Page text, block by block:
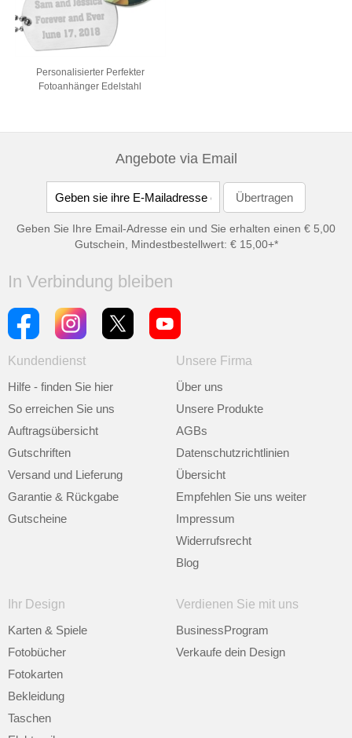
Personalisierter Perfekter
Fotoanhänger Edelstahl
Angebote via Email
Geben Sie Ihre Email-Adresse ein und Sie erhalten einen € 5,00
Gutschein, Mindestbestellwert: € 15,00+*
In Verbindung bleiben
Kundendienst
Hilfe - finden Sie hier
So erreichen Sie uns
Auftragsübersicht
Gutschriften
Versand und Lieferung
Garantie & Rückgabe
Gutscheine
Unsere Firma
Über uns
Unsere Produkte
AGBs
Datenschutzrichtlinien
Übersicht
Empfehlen Sie uns weiter
Impressum
Widerrufsrecht
Blog
Ihr Design
Karten & Spiele
Fotobücher
Fotokarten
Bekleidung
Taschen
Verdienen Sie mit uns
BusinessProgram
Verkaufe dein Design